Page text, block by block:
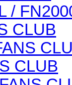
/
CLUB
CLUB